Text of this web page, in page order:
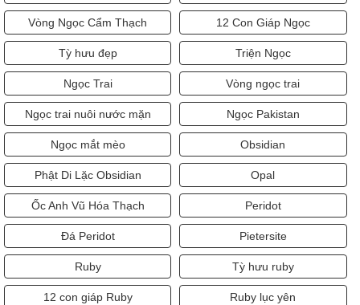
Vòng Ngọc Cẩm Thạch 12 Con Giáp Ngọc
Tỳ hưu đẹp Triện Ngọc
Ngọc Trai Vòng ngọc trai
Ngọc trai nuôi nước mặn Ngọc Pakistan
Ngọc mắt mèo Obsidian
Phật Di Lặc Obsidian Opal
Ốc Anh Vũ Hóa Thạch Peridot
Đá Peridot Pietersite
Ruby Tỳ hưu ruby
12 con giáp Ruby Ruby lục yên